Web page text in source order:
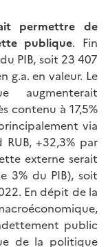
permettre de
publique. Fin
PIB, soit 23 407
g.a. en valeur. Le
contenu à 17,5%
via
+32,3% par
externe serait
3% du PIB), soit
En dépit de la
public
de la politique